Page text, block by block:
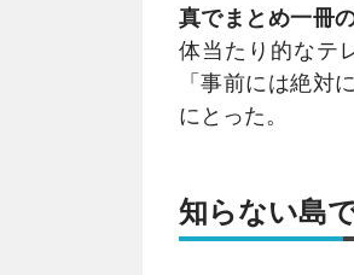
真でまとめ一冊
体当たり的なテ
「事前には絶対
にとった。
知らない島